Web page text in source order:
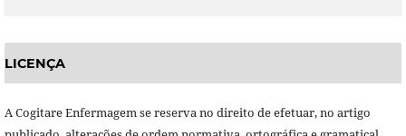
LICENÇA
A Cogitare Enfermagem se reserva no direito de efetuar, no artigo